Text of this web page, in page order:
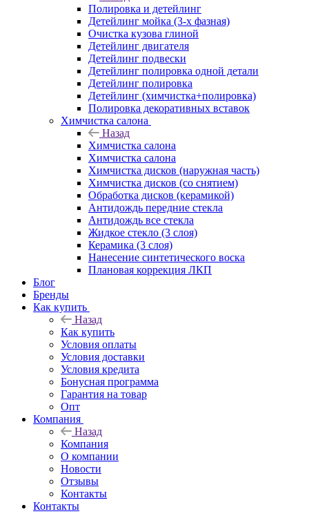
Полировка и детейлинг
Детейлинг мойка (3-х фазная)
Очистка кузова глиной
Детейлинг двигателя
Детейлинг подвески
Детейлинг полировка одной детали
Детейлинг полировка
Детейлинг (химчистка+полировка)
Полировка декоративных вставок
Химчистка салона
Назад
Химчистка салона
Химчистка салона
Химчистка дисков (наружная часть)
Химчистка дисков (со снятием)
Обработка дисков (керамикой)
Антидождь передние стекла
Антидождь все стекла
Жидкое стекло (3 слоя)
Керамика (3 слоя)
Нанесение синтетического воска
Плановая коррекция ЛКП
Блог
Бренды
Как купить
Назад
Как купить
Условия оплаты
Условия доставки
Условия кредита
Бонусная программа
Гарантия на товар
Опт
Компания
Назад
Компания
О компании
Новости
Отзывы
Контакты
Контакты